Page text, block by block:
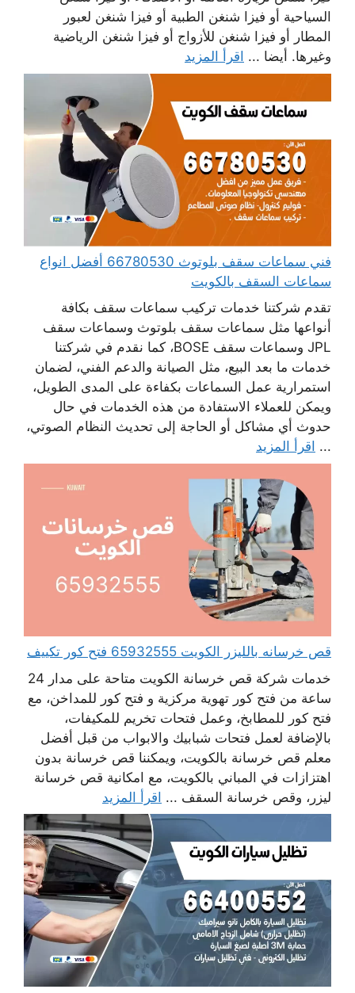
السياحية أو فيزا شنغن الطبية أو فيزا شنغن لعبور
المطار أو فيزا شنغن للأزواج أو فيزا شنغن الرياضية
وغيرها. أيضا ... اقرأ المزيد
فني سماعات سقف بلوتوث 66780530 أفضل انواع
سماعات السقف بالكويت
تقدم شركتنا خدمات تركيب سماعات سقف بكافة
أنواعها مثل سماعات سقف بلوتوث وسماعات سقف
JPL وسماعات سقف BOSE، كما نقدم في شركتنا
خدمات ما بعد البيع، مثل الصيانة والدعم الفني، لضمان
استمرارية عمل السماعات بكفاءة على المدى الطويل،
ويمكن للعملاء الاستفادة من هذه الخدمات في حال
حدوث أي مشاكل أو الحاجة إلى تحديث النظام الصوتي،
... اقرأ المزيد
قص خرسانه بالليزر الكويت 65932555 فتح كور تكييف
خدمات شركة قص خرسانة الكويت متاحة على مدار 24
ساعة من فتح كور تهوية مركزية و فتح كور للمداخن، مع
فتح كور للمطابخ، وعمل فتحات تخريم للمكيفات،
بالإضافة لعمل فتحات شبابيك والابواب من قبل أفضل
معلم قص خرسانة بالكويت، ويمكننا قص خرسانة بدون
اهتزازات في المباني بالكويت، مع امكانية قص خرسانة
ليزر، وقص خرسانة السقف ... اقرأ المزيد